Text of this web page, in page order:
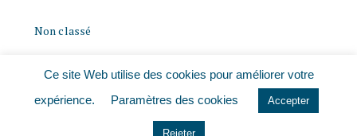
Non classé
quizz
Ce site Web utilise des cookies pour améliorer votre
expérience.
Paramètres des cookies Accepter
Rejeter